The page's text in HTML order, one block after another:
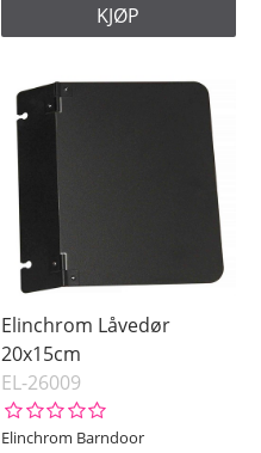
KJØP
Elinchrom Låvedør
20x15cm
EL-26009
Elinchrom Barndoor